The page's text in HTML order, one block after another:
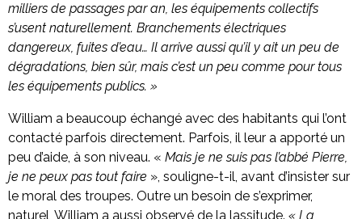
milliers de passages par an, les équipements collectifs
s’usent naturellement. Branchements électriques
dangereux, fuites d’eau… Il arrive aussi qu’il y ait un peu de
dégradations, bien sûr, mais c’est un peu comme pour tous
les équipements publics. »
William a beaucoup échangé avec des habitants qui l’ont
contacté parfois directement. Parfois, il leur a apporté un
peu d’aide, à son niveau. « Mais je ne suis pas l’abbé Pierre,
je ne peux pas tout faire », souligne-t-il, avant d’insister sur
le moral des troupes. Outre un besoin de s’exprimer,
naturel, William a aussi observé de la lassitude. « La